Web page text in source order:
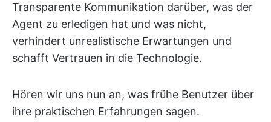
Transparente Kommunikation darüber, was der
Agent zu erledigen hat und was nicht,
verhindert unrealistische Erwartungen und
schafft Vertrauen in die Technologie.
Hören wir uns nun an, was frühe Benutzer über
ihre praktischen Erfahrungen sagen.